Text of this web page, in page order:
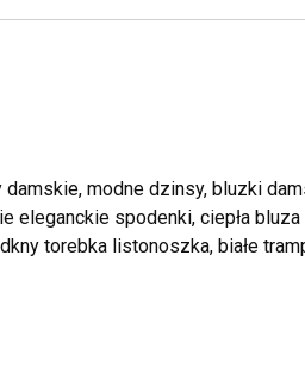
modne dzinsy, bluzki
eleganckie spodenki, ciepła bluza
torebka listonoszka, białe